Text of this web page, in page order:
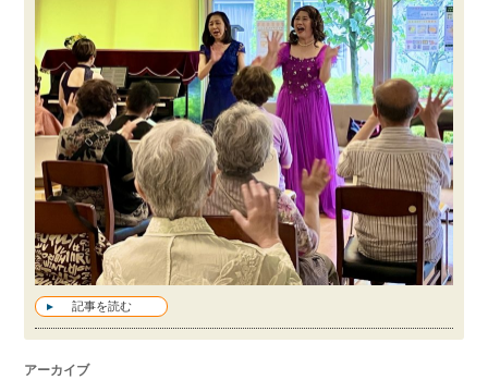
記事を読む
アーカイブ